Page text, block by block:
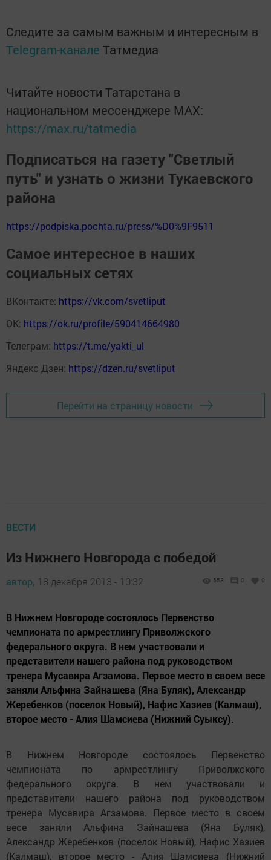
Следите за самым важным и интересным в
Telegram-канале Татмедиа
Читайте новости Татарстана в
национальном мессенджере MАХ:
https://max.ru/tatmedia
Подписаться на газету "Светлый
путь" и узнать о жизни Тукаевского
района
https://podpiska.pochta.ru/press/%D0%9F9511
Самое интересное в наших
социальных сетях
ВКонтакте: https://vk.com/svetliput
ОК: https://ok.ru/profile/590414664980
Телеграм: https://t.me/yakti_ul
Яндекс Дзен: https://dzen.ru/svetliput
Перейти на страницу новости
ВЕСТИ
Из Нижнего Новгорода с победой
автор, 18 декабря 2013 - 10:32 553 0 0
В Нижнем Новгороде состоялось Первенство
чемпионата по армрестлингу Приволжского
федерального округа. В нем участвовали и
представители нашего района под руководством
тренера Мусавира Агзамова. Первое место в своем весе
заняли Альфина Зайнашева (Яна Буляк), Александр
Жеребенков (поселок Новый), Нафис Хазиев (Калмаш),
второе место - Алия Шамсиева (Нижний Суыксу).
В Нижнем Новгороде состоялось Первенство
чемпионата по армрестлингу Приволжского
федерального округа. В нем участвовали и
представители нашего района под руководством
тренера Мусавира Агзамова. Первое место в своем
весе заняли Альфина Зайнашева (Яна Буляк),
Александр Жеребенков (поселок Новый), Нафис Хазиев
(Калмаш), второе место - Алия Шамсиева (Нижний